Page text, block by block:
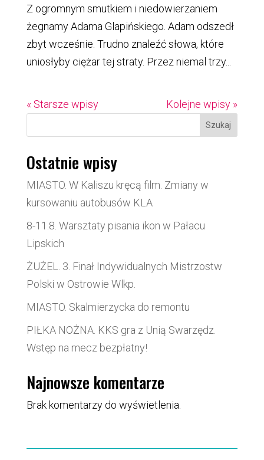
Z ogromnym smutkiem i niedowierzaniem
żegnamy Adama Glapińskiego. Adam odszedł
zbyt wcześnie. Trudno znaleźć słowa, które
uniosłyby ciężar tej straty. Przez niemal trzy...
« Starsze wpisy Kolejne wpisy »
Szukaj
Ostatnie wpisy
MIASTO. W Kaliszu kręcą film. Zmiany w
kursowaniu autobusów KLA
8-11.8. Warsztaty pisania ikon w Pałacu
Lipskich
ŻUŻEL. 3. Finał Indywidualnych Mistrzostw
Polski w Ostrowie Wlkp.
MIASTO. Skalmierzycka do remontu
PIŁKA NOŻNA. KKS gra z Unią Swarzędz.
Wstęp na mecz bezpłatny!
Najnowsze komentarze
Brak komentarzy do wyświetlenia.